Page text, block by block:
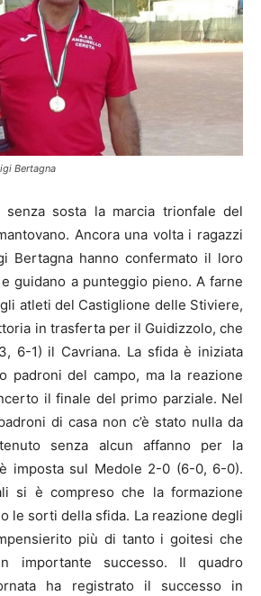
Bertagna
senza sosta la marcia trionfale del
Ancora una volta i ragazzi
Bertagna hanno confermato il loro
guidano a punteggio pieno. A farne
atleti del Castiglione delle Stiviere,
in trasferta per il Guidizzolo, che
6-1) il Cavriana. La sfida è iniziata
padroni del campo, ma la reazione
il finale del primo parziale. Nel
di casa non c’è stato nulla da
senza alcun affanno per la
imposta sul Medole 2-0 (6-0, 6-0).
si è compreso che la formazione
le sorti della sfida. La reazione degli
più di tanto i goitesi che
importante successo. Il quadro
ha registrato il successo in